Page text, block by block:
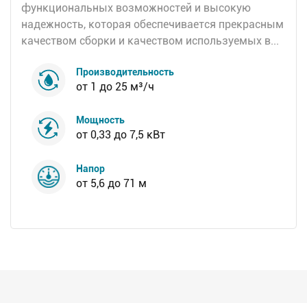
функциональных возможностей и высокую
надежность, которая обеспечивается прекрасным
качеством сборки и качеством используемых в...
Производительность
от 1 до 25 м³/ч
Мощность
от 0,33 до 7,5 кВт
Напор
от 5,6 до 71 м